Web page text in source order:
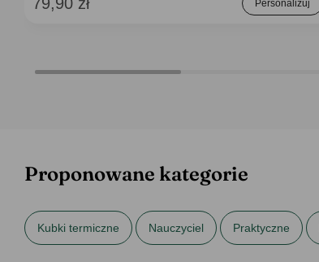
Personalizuj
Proponowane kategorie
Kubki termiczne Nauczyciel Praktyczne